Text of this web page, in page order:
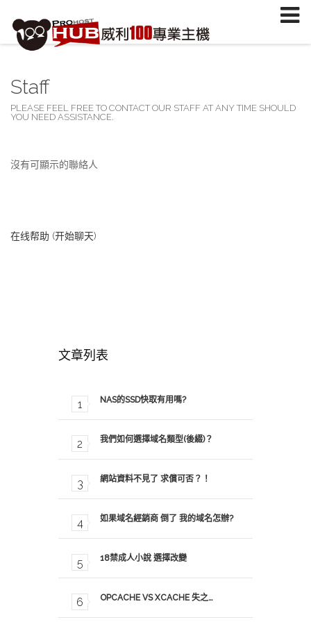
Staff
PLEASE FEEL FREE TO CONTACT OUR STAFF AT ANY TIME SHOULD
YOU NEED ASSISTANCE.
沒有可顯示的聯絡人
在线帮助 (开始聊天)
文章列表
NAS的SSD快取有用嗎?
我們如何選擇域名類型(後綴)？
網站資料不見了 求償可否？！
如果域名經銷商 倒了 我的域名怎辦?
18禁成人小說 選擇改變
OPCACHE VS XCACHE 失之…
註冊/登入或註冊會員
忘記您的密碼？